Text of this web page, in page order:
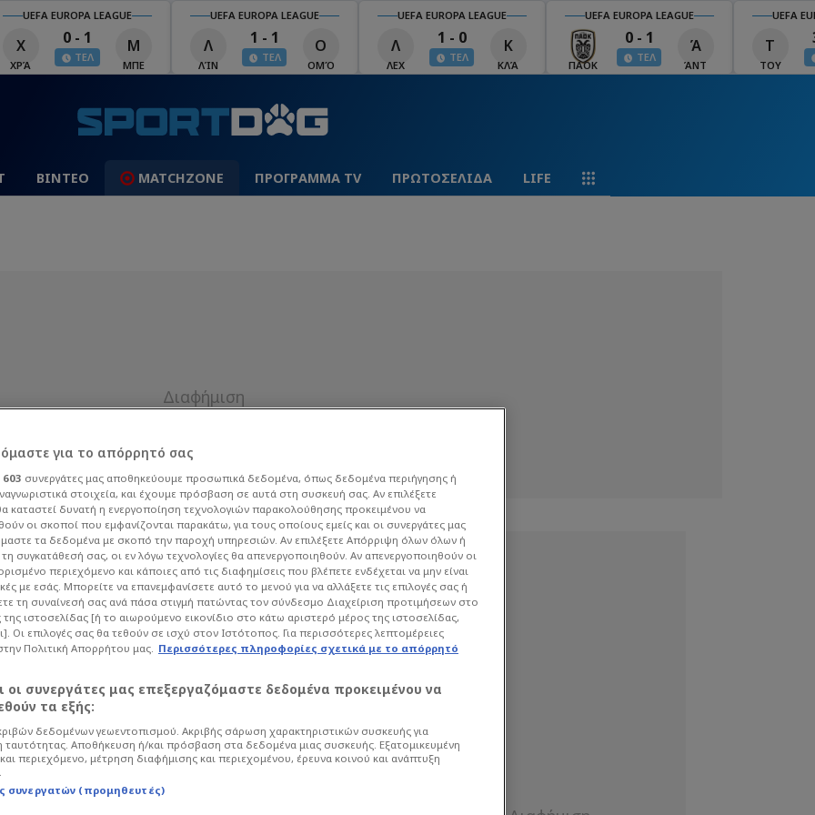
UEFA EUROPA LEAGUE
Χ
ΧΡΆ
0 - 1
ΤΕΛ
Μ
ΜΠΕ
UEFA EUROPA LEAGUE
Λ
ΛΊΝ
1 - 1
ΤΕΛ
Ο
ΟΜΌ
UEFA EUROPA LEAGUE
Λ
ΛΕΧ
1 - 0
ΤΕΛ
Κ
ΚΛΆ
UEFA EUROPA LEAGUE
ΠΑΟΚ
0 - 1
ΤΕΛ
Ά
ΆΝΤ
UEFA
Τ
ΤΟΥ
ΒΙΝΤΕΟ MATCHZONE ΠΡΟΓΡΑΜΜΑ TV ΠΡΩΤΟΣΕΛΙΔΑ LIFE
χώρισε
και τον…
Η κοπέλα είχε κάνει στο δόντι
7, τιμώντας τη φανέλα του
για το απόρρητό σας
603 συνεργάτες μας αποθηκεύουμε προσωπικά δεδομένα, όπως δεδομένα περιήγησης ή
στοιχεία, και έχουμε πρόσβαση σε αυτά στη συσκευή σας. Αν επιλέξετε
καταστεί δυνατή η ενεργοποίηση τεχνολογιών παρακολούθησης προκειμένου να
οι σκοποί που εμφανίζονται παρακάτω, για τους οποίους εμείς και οι συνεργάτες μας
τα δεδομένα με σκοπό την παροχή υπηρεσιών. Αν επιλέξετε Απόρριψη όλων όλων ή
συγκατάθεσή σας, οι εν λόγω τεχνολογίες θα απενεργοποιηθούν. Αν απενεργοποιηθούν οι
περιεχόμενο και κάποιες από τις διαφημίσεις που βλέπετε ενδέχεται να μην είναι
με εσάς. Μπορείτε να επανεμφανίσετε αυτό το μενού για να αλλάξετε τις επιλογές σας ή
τη συναίνεσή σας ανά πάσα στιγμή πατώντας τον σύνδεσμο Διαχείριση προτιμήσεων στο
ιστοσελίδας [ή το αιωρούμενο εικονίδιο στο κάτω αριστερό μέρος της ιστοσελίδας,
Οι επιλογές σας θα τεθούν σε ισχύ στον Ιστότοπος. Για περισσότερες λεπτομέρειες
Πολιτική Απορρήτου μας. Περισσότερες πληροφορίες σχετικά με το απόρρητό
οι συνεργάτες μας επεξεργαζόμαστε δεδομένα προκειμένου να
τα εξής:
δεδομένων γεωεντοπισμού. Ακριβής σάρωση χαρακτηριστικών συσκευής για
ταυτότητας. Αποθήκευση ή/και πρόσβαση στα δεδομένα μιας συσκευής. Εξατομικευμένη
περιεχόμενο, μέτρηση διαφήμισης και περιεχομένου, έρευνα κοινού και ανάπτυξη
συνεργατών (προμηθευτές)